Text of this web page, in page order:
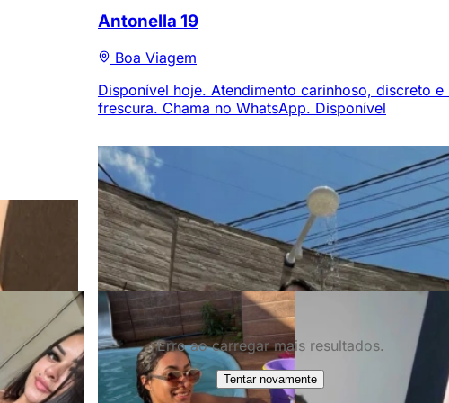
Antonella 19
Boa Viagem
Disponível hoje. Atendimento carinhoso, discreto e
frescura. Chama no WhatsApp. Disponível
Erro ao carregar mais resultados.
Tentar novamente